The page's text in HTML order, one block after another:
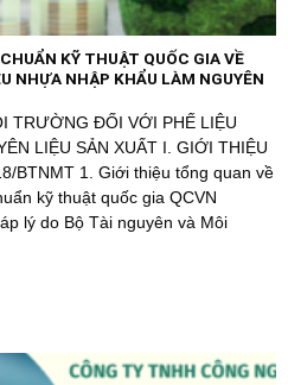
KỸ THUẬT QUỐC GIA VỀ
NHỰA NHẬP KHẨU LÀM NGUYÊN
TRƯỜNG ĐỐI VỚI PHẾ LIỆU
LIỆU SẢN XUẤT I. GIỚI THIỆU
BTNMT 1. Giới thiệu tổng quan về
kỹ thuật quốc gia QCVN
lý do Bộ Tài nguyên và Môi